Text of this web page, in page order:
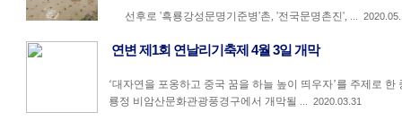
선후로 '흑룡강성문명기준병'촌, '전국문명촌진', ...
연변 제1회 연날리기축제 4월 3일 개막
‘대자연을 포옹하고 중국 꿈을 하늘 높이 띄우자’를 주제로
룡정 비암산문화관광풍경구에서 개막될 ... 2020.03.31